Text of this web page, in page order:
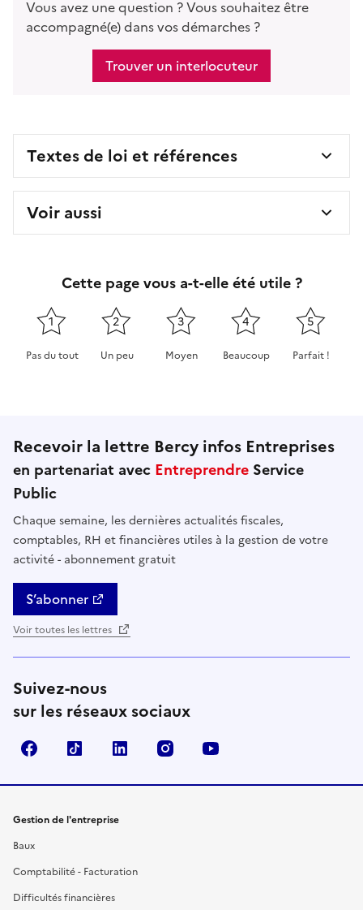
Vous avez une question ? Vous souhaitez être
accompagné(e) dans vos démarches ?
Trouver un interlocuteur
Textes de loi et références
Voir aussi
Cette page vous a-t-elle été utile ?
1
Pas du tout
2
Un peu
3
Moyen
4
Beaucoup
5
Parfait !
Recevoir la lettre Bercy infos Entreprises
en partenariat avec Entreprendre Service
Public
Chaque semaine, les dernières actualités fiscales,
comptables, RH et financières utiles à la gestion de votre
activité - abonnement gratuit
S’abonner
Voir toutes les lettres
Suivez-nous
sur les réseaux sociaux
FacebookTikTok Linkedin Instagram
Gestion de l'entreprise
Baux
Comptabilité - Facturation
Difficultés financières